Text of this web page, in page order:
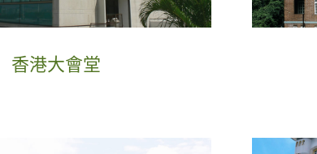
香港大會堂